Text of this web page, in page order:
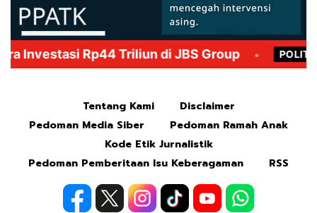
Tentang Kami
Disclaimer
Pedoman Media Siber
Pedoman Ramah Anak
Kode Etik Jurnalistik
Pedoman Pemberitaan Isu Keberagaman
RSS